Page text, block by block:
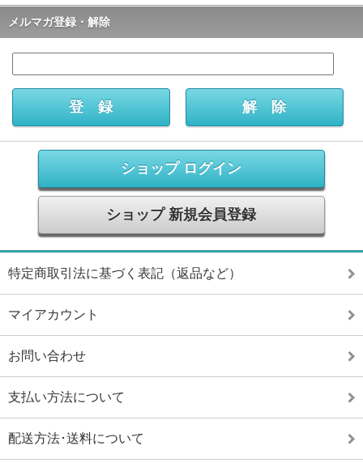
メルマガ登録・解除
ショップ ログイン
ショップ 新規会員登録
特定商取引法に基づく表記（返品など）
マイアカウント
お問い合わせ
支払い方法について
配送方法･送料について